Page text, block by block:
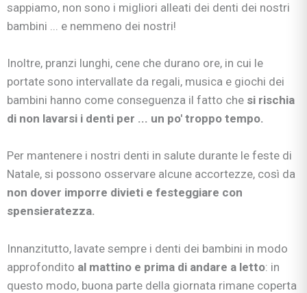
sappiamo, non sono i migliori alleati dei denti dei nostri
bambini ... e nemmeno dei nostri!
Inoltre, pranzi lunghi, cene che durano ore, in cui le
portate sono intervallate da regali, musica e giochi dei
bambini hanno come conseguenza il fatto che si rischia
di non lavarsi i denti per ... un po' troppo tempo.
Per mantenere i nostri denti in salute durante le feste di
Natale, si possono osservare alcune accortezze, così da
non dover imporre divieti e festeggiare con
spensieratezza.
Innanzitutto, lavate sempre i denti dei bambini in modo
approfondito al mattino e prima di andare a letto: in
questo modo, buona parte della giornata rimane coperta